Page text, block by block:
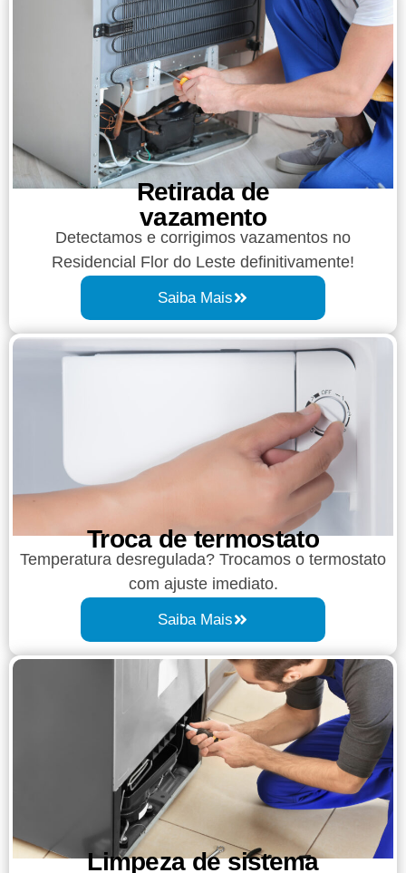
Retirada de
vazamento​​
Detectamos e corrigimos vazamentos no
Residencial Flor do Leste definitivamente!
Saiba Mais
Troca de termostato
Temperatura desregulada? Trocamos o termostato
com ajuste imediato.
Saiba Mais
Limpeza de sistema